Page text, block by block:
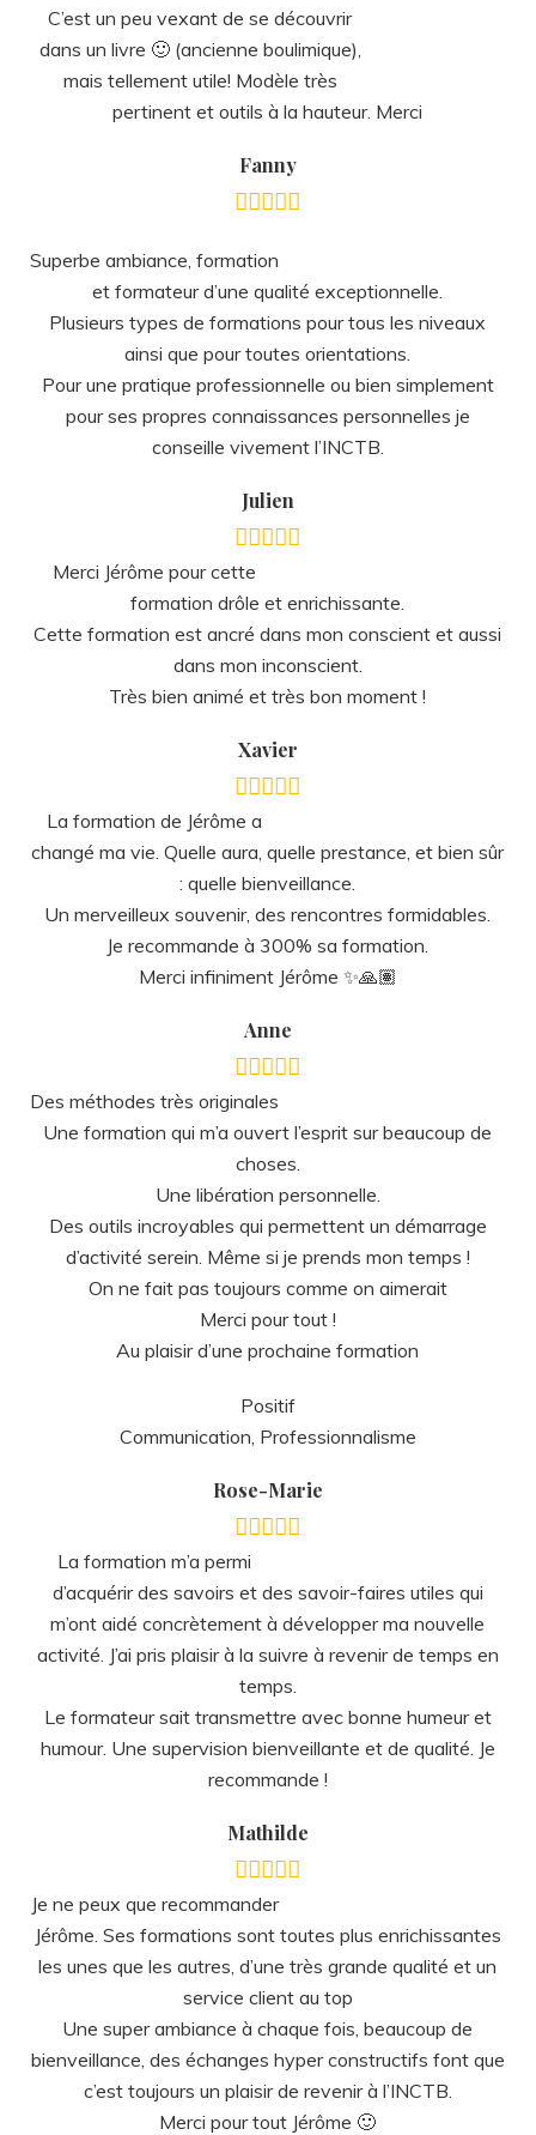
pertinent et outils à la hauteur. Merci
Fanny
Superbe ambiance, formation
et formateur d’une qualité exceptionnelle.
ainsi que pour toutes orientations.
Pour une pratique professionnelle ou bien simplement
pour ses propres connaissances personnelles je
conseille vivement l’INCTB.
Julien
formation drôle et enrichissante.
Cette formation est ancré dans mon conscient et aussi
dans mon inconscient.
Très bien animé et très bon moment !
Xavier
changé ma vie. Quelle aura, quelle prestance, et bien sûr
: quelle bienveillance.
Un merveilleux souvenir, des rencontres formidables.
Je recommande à 300% sa formation.
Merci infiniment Jérôme ✨🙏🏽
Anne
Une formation qui m’a ouvert l’esprit sur beaucoup de
choses.
Une libération personnelle.
Des outils incroyables qui permettent un démarrage
d’activité serein. Même si je prends mon temps !
On ne fait pas toujours comme on aimerait
Merci pour tout !
Au plaisir d’une prochaine formation
Positif
Communication, Professionnalisme
Rose-Marie
d’acquérir des savoirs et des savoir-faires utiles qui
m’ont aidé concrètement à développer ma nouvelle
activité. J’ai pris plaisir à la suivre à revenir de temps en
temps.
Le formateur sait transmettre avec bonne humeur et
humour. Une supervision bienveillante et de qualité. Je
recommande !
Mathilde
Jérôme. Ses formations sont toutes plus enrichissantes
les unes que les autres, d’une très grande qualité et un
service client au top
Une super ambiance à chaque fois, beaucoup de
bienveillance, des échanges hyper constructifs font que
c’est toujours un plaisir de revenir à l’INCTB.
Merci pour tout Jérôme 🙂
Mathilde